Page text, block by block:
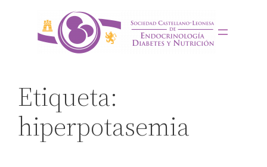
contenido
Etiqueta:
hiperpotasemia